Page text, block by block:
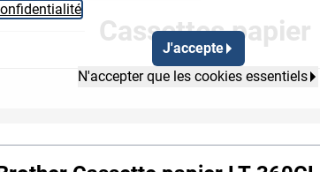
J'accepte
N'accepter que les cookies essentiels
Cassettes papier